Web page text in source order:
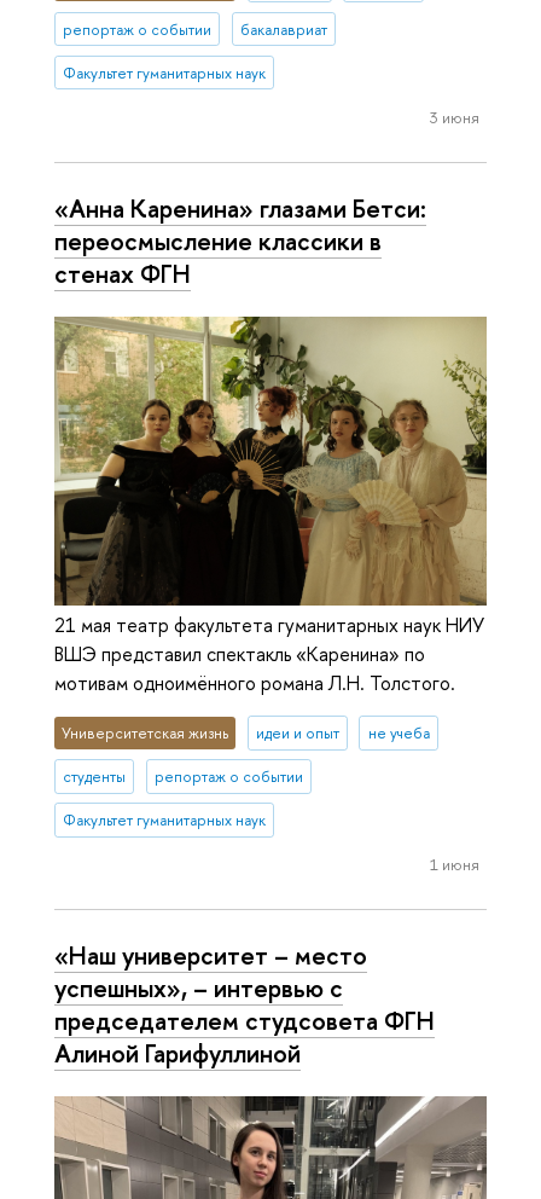
репортаж о событии бакалавриат
Факультет гуманитарных наук
3 июня
«Анна Каренина» глазами Бетси:
переосмысление классики в
стенах ФГН
21 мая театр факультета гуманитарных наук НИУ
ВШЭ представил спектакль «Каренина» по
мотивам одноимённого романа Л.Н. Толстого.
Университетская жизнь идеи и опыт не учеба
студенты репортаж о событии
Факультет гуманитарных наук
1 июня
«Наш университет – место
успешных», – интервью с
председателем студсовета ФГН
Алиной Гарифуллиной